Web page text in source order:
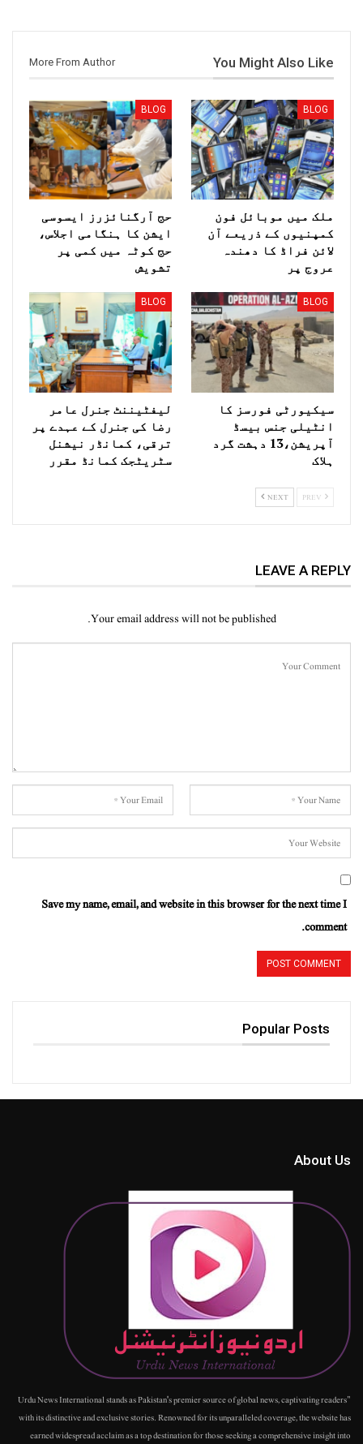
You Might Also Like
More From Author
BLOG
ملک میں موبائل فون
کمپنیوں کے ذریعے آن
لائن فراڈ کا دھندہ
عروج پر
BLOG
حج آرگنائزرز ایسوسی
ایشن کا ہنگامی اجلاس،
حج کوٹہ میں کمی پر
تشویش
BLOG
سیکیورٹی فورسز کا
انٹیلی جنس بیسڈ
آپریشن،13 دہشت گرد
ہلاک
BLOG
لیفٹیننٹ جنرل عامر
رضا کی جنرل کے عہدے پر
ترقی، کمانڈر نیشنل
سٹریٹجک کمانڈ مقرر
NEXT
LEAVE A REPLY
Your email address will not be published.
Save my name, email, and website in this browser for the next time I
comment.
Popular Posts
About Us
"Urdu News International stands as Pakistan's premier source of global news, captivating readers
with its distinctive and exclusive stories. Renowned for its unparalleled coverage, the website has
earned widespread acclaim as a top destination for those seeking a comprehensive insight into